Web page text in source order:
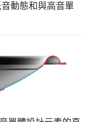
動態和與高音單